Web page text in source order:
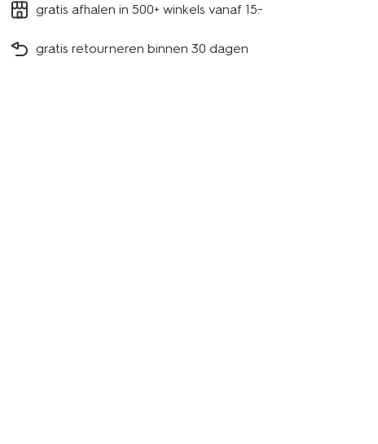
gratis afhalen in 500+ winkels vanaf 15.-
gratis retourneren binnen 30 dagen